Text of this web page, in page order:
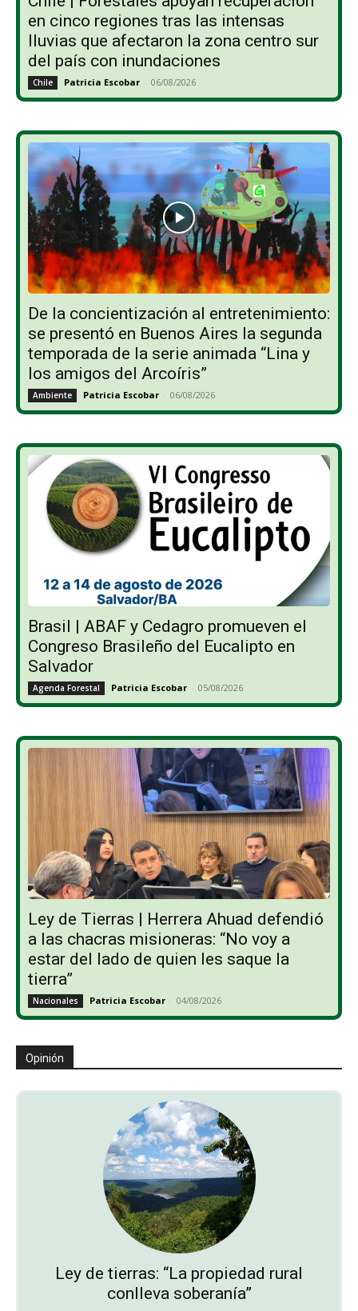
en cinco regiones tras las intensas
lluvias que afectaron la zona centro sur
del país con inundaciones
Chile Patricia Escobar - 06/08/2026
De la concientización al entretenimiento:
se presentó en Buenos Aires la segunda
temporada de la serie animada “Lina y
los amigos del Arcoíris”
Ambiente Patricia Escobar - 06/08/2026
Brasil | ABAF y Cedagro promueven el
Congreso Brasileño del Eucalipto en
Salvador
Agenda Forestal Patricia Escobar - 05/08/2026
Ley de Tierras | Herrera Ahuad defendió
a las chacras misioneras: “No voy a
estar del lado de quien les saque la
tierra”
Nacionales Patricia Escobar - 04/08/2026
Opinión
Ley de tierras: “La propiedad rural
conlleva soberanía”